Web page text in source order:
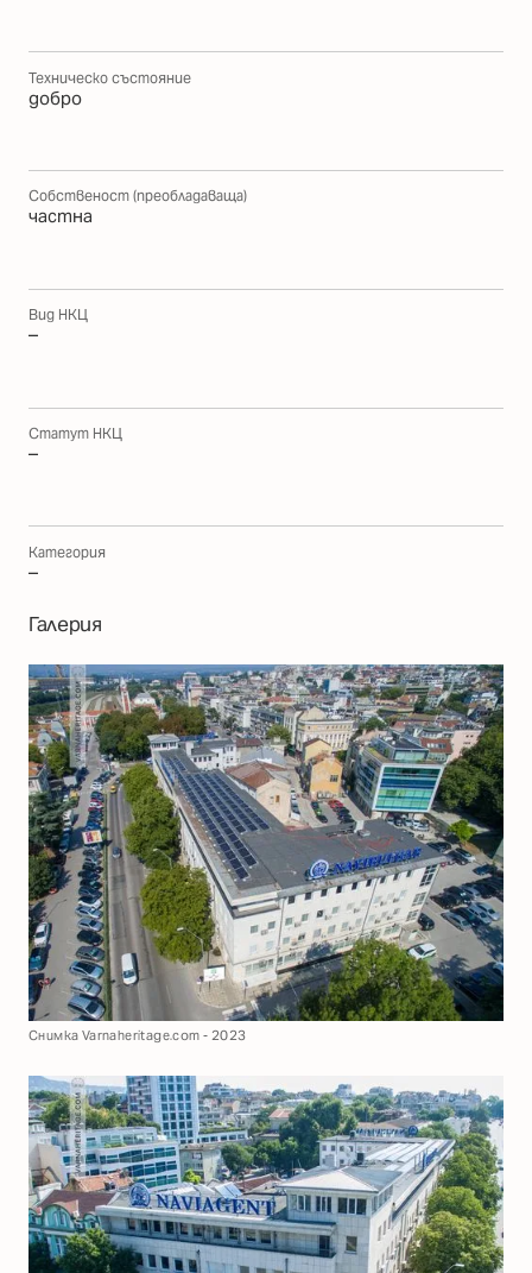
Техническо състояние
добро
Собственост (преобладаваща)
частна
Вид НКЦ
–
Статут НКЦ
–
Категория
–
Галерия
Снимка Varnaheritage.com - 2023